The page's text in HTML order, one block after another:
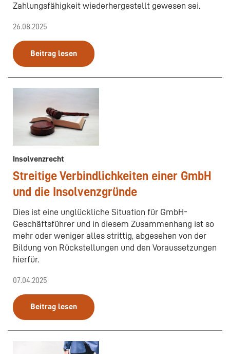
Zahlungsfähigkeit wiederhergestellt gewesen sei.
26.08.2025
Beitrag lesen
Insolvenzrecht
Streitige Verbindlichkeiten einer GmbH
und die Insolvenzgründe
Dies ist eine unglückliche Situation für GmbH-
Geschäftsführer und in diesem Zusammenhang ist so
mehr oder weniger alles strittig, abgesehen von der
Bildung von Rückstellungen und den Voraussetzungen
hierfür.
07.04.2025
Beitrag lesen